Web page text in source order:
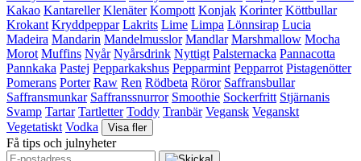
Kakao Kantareller Klenäter Kompott Konjak Korinter Köttbullar
Krokant Kryddpeppar Lakrits Lime Limpa Lönnsirap Lucia
Madeira Mandarin Mandelmusslor Mandlar Marshmallow Mocha
Morot Muffins Nyår Nyårsdrink Nyttigt Palsternacka Pannacotta
Pannkaka Pastej Pepparkakshus Pepparmint Pepparrot Pistagenötter
Pomerans Porter Raw Ren Rödbeta Röror Saffransbullar
Saffransmunkar Saffranssnurror Smoothie Sockerfritt Stjärnanis
Svamp Tartar Tartletter Toddy Tranbär Vegansk Veganskt
Vegetatiskt Vodka Visa fler
Få tips och julnyheter